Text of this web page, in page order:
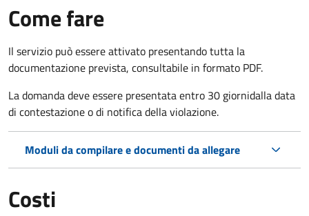
Come fare
Il servizio può essere attivato presentando tutta la
documentazione prevista, consultabile in formato PDF.
La domanda deve essere presentata entro 30 giornidalla data
di contestazione o di notifica della violazione.
Moduli da compilare e documenti da allegare
Costi